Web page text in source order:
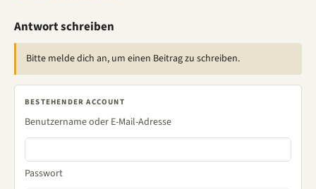
Antwort schreiben
Bitte melde dich an, um einen Beitrag zu schreiben.
BESTEHENDER ACCOUNT
Benutzername oder E-Mail-Adresse
Passwort